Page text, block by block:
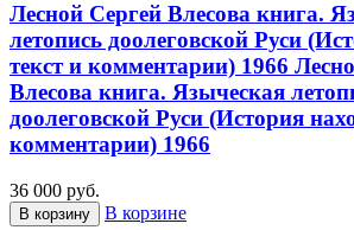
Лесной Сергей Влесова книга.
летопись доолеговской Руси
текст и комментарии) 1966
Влесова книга. Языческая
доолеговской Руси (История
комментарии) 1966
36 000 руб.
В корзину В корзине